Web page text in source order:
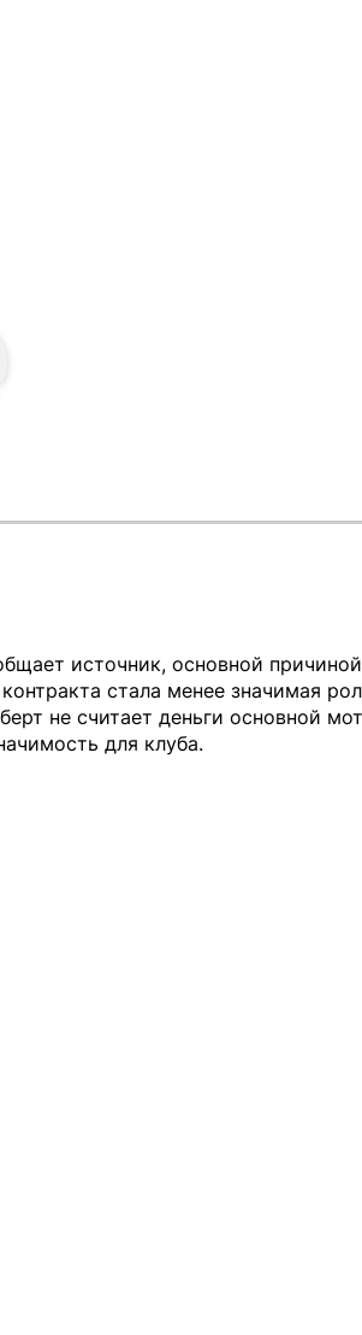
источник, основной
стала менее значимая
не считает деньги основной
для клуба.